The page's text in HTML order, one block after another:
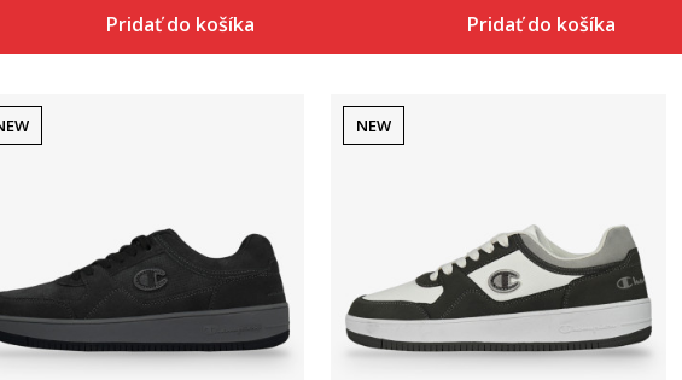
Pridať do košíka Pridať do košíka
Porovnaj Porovnaj
NEW